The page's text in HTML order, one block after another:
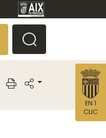
EN 1
CLIC